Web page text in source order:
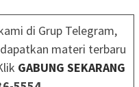
di Grup Telegram,
materi terbaru
GABUNG SEKARANG